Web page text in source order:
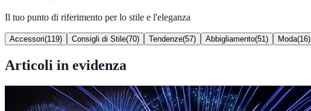
Il tuo punto di riferimento per lo stile e l'eleganza
Accessori(119) Consigli di Stile(70) Tendenze(57) Abbigliamento(51 ) Moda(16)
Articoli in evidenza